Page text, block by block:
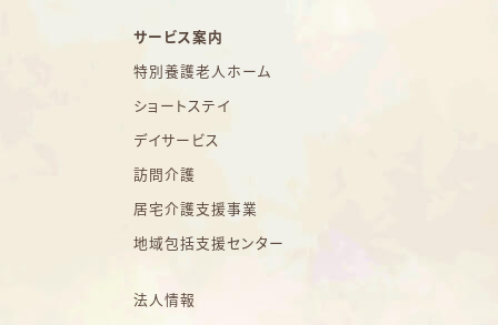
サービス案内
特別養護老人ホーム
ショートステイ
デイサービス
訪問介護
居宅介護支援事業
地域包括支援センター
法人情報